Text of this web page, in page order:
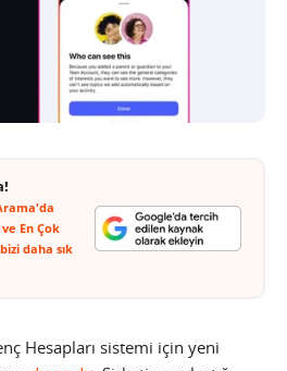
En Çok
daha sık
Hesapları sistemi için yeni